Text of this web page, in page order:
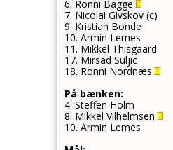
6. Ronni Bagge
7. Nicolai Givskov (c)
9. Kristian Bonde
10. Armin Lemes
11. Mikkel Thisgaard
17. Mirsad Suljic
18. Ronni Nordnæs
På bænken:
4. Steffen Holm
8. Mikkel Vilhelmsen
10. Armin Lemes